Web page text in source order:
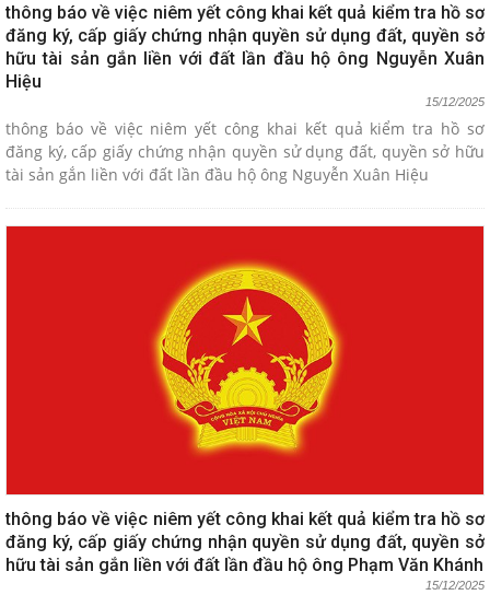
thông báo về việc niêm yết công khai kết quả kiểm tra hồ sơ
đăng ký, cấp giấy chứng nhận quyền sử dụng đất, quyền sở
hữu tài sản gắn liền với đất lần đầu hộ ông Nguyễn Xuân
Hiệu
15/12/2025
thông báo về việc niêm yết công khai kết quả kiểm tra hồ sơ
đăng ký, cấp giấy chứng nhận quyền sử dụng đất, quyền sở hữu
tài sản gắn liền với đất lần đầu hộ ông Nguyễn Xuân Hiệu
thông báo về việc niêm yết công khai kết quả kiểm tra hồ sơ
đăng ký, cấp giấy chứng nhận quyền sử dụng đất, quyền sở
hữu tài sản gắn liền với đất lần đầu hộ ông Phạm Văn Khánh
15/12/2025